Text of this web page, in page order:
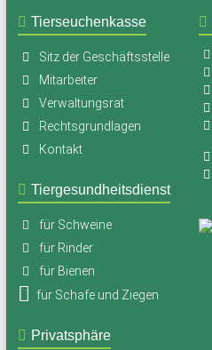
Tierseuchenkasse
Sitz der Geschäftsstelle
Mitarbeiter
Verwaltungsrat
Rechtsgrundlagen
Kontakt
Tiergesundheitsdienst
für Schweine
für Rinder
für Bienen
für Schafe und Ziegen
Privatsphäre